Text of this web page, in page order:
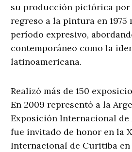
su producción pictórica por
regreso a la pintura en 1975
período expresivo,
contemporáneo como la
latinoamericana.
Realizó más de 150
En 2009 representó a la
Exposición Internacional de
fue invitado de honor en la
Internacional de Curitiba en